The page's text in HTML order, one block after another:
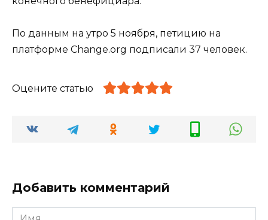
По данным на утро 5 ноября, петицию на
платформе Change.org подписали 37 человек.
Оцените статью
Добавить комментарий
Имя